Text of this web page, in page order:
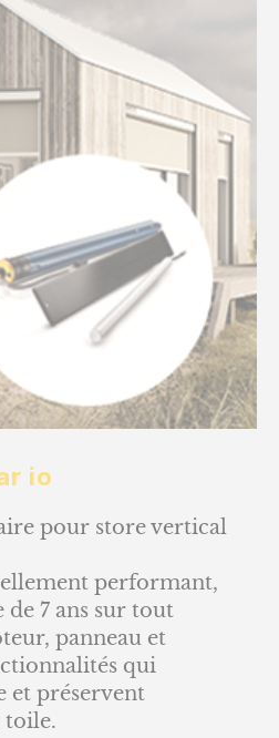
io
pour store vertical
performant,
de 7 ans sur tout
panneau et
qui
et préservent
toile.